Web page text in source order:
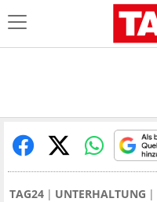
TAG24 UNTERHALTUNG